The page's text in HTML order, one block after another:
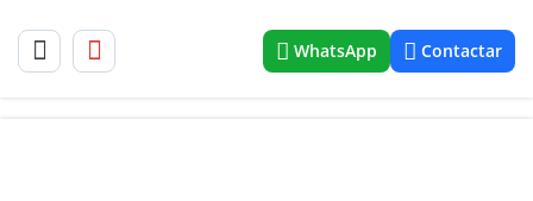
WhatsApp Contactar